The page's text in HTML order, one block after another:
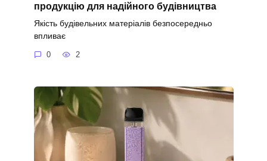
продукцію для надійного будівництва
Якість будівельних матеріалів безпосередньо
впливає
0 2